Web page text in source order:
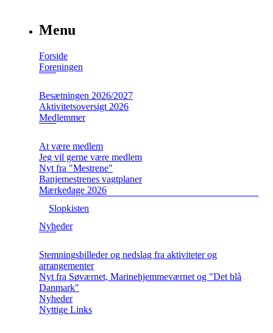
Menu
Forside
Foreningen
Besætningen 2026/2027
Aktivitetsoversigt 2026
Medlemmer
At være medlem
Jeg vil gerne være medlem
Nyt fra "Mestrene"
Banjemestrenes vagtplaner
Mærkedage 2026
Slopkisten
Nyheder
Stemningsbilleder og nedslag fra aktiviteter og
arrangementer
Nyt fra Søværnet, Marinehjemmeværnet og "Det blå
Danmark"
Nyheder
Nyttige Links